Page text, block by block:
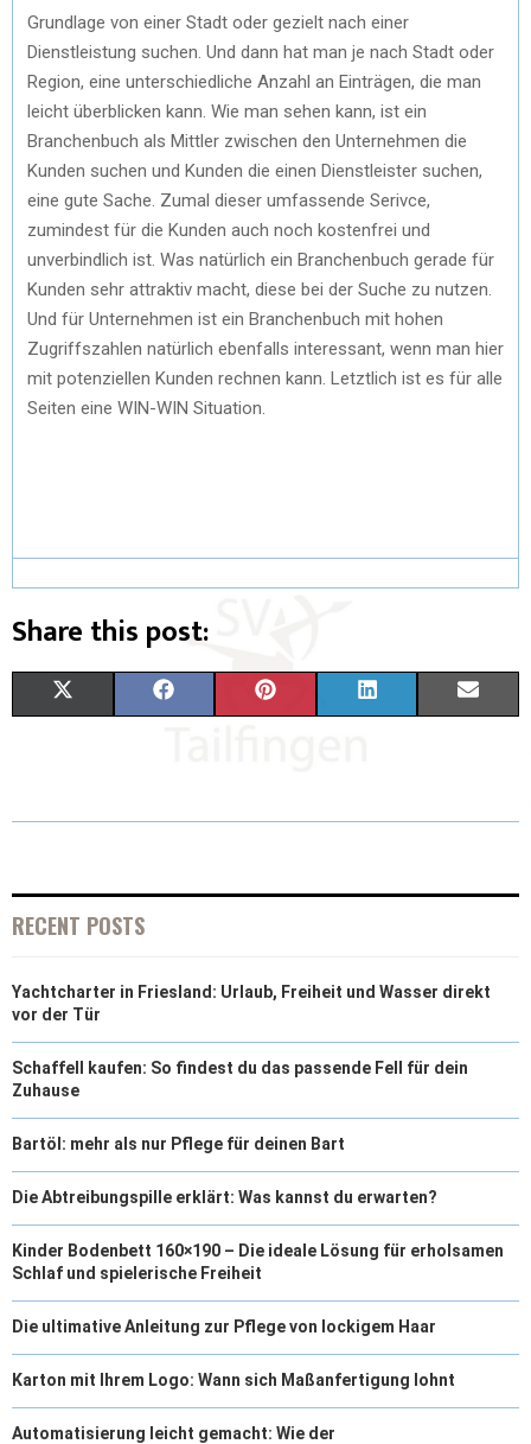
Grundlage von einer Stadt oder gezielt nach einer
Dienstleistung suchen. Und dann hat man je nach Stadt oder
Region, eine unterschiedliche Anzahl an Einträgen, die man
leicht überblicken kann. Wie man sehen kann, ist ein
Branchenbuch als Mittler zwischen den Unternehmen die
Kunden suchen und Kunden die einen Dienstleister suchen,
eine gute Sache. Zumal dieser umfassende Serivce,
zumindest für die Kunden auch noch kostenfrei und
unverbindlich ist. Was natürlich ein Branchenbuch gerade für
Kunden sehr attraktiv macht, diese bei der Suche zu nutzen.
Und für Unternehmen ist ein Branchenbuch mit hohen
Zugriffszahlen natürlich ebenfalls interessant, wenn man hier
mit potenziellen Kunden rechnen kann. Letztlich ist es für alle
Seiten eine WIN-WIN Situation.
Share this post:
W
E
)
E
K
T
S
K
N
I
RECENT POSTS
Yachtcharter in Friesland: Urlaub, Freiheit und Wasser direkt
vor der Tür
Schaffell kaufen: So findest du das passende Fell für dein
Zuhause
Bartöl: mehr als nur Pflege für deinen Bart
Die Abtreibungspille erklärt: Was kannst du erwarten?
Kinder Bodenbett 160×190 – Die ideale Lösung für erholsamen
Schlaf und spielerische Freiheit
Die ultimative Anleitung zur Pflege von lockigem Haar
Karton mit Ihrem Logo: Wann sich Maßanfertigung lohnt
Automatisierung leicht gemacht: Wie der